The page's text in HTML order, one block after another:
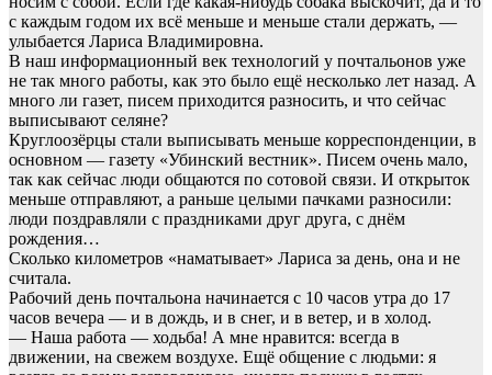
с каждым годом их всё меньше и меньше стали держать, —
улыбается Лариса Владимировна.
В наш информационный век технологий у почтальонов уже
не так много работы, как это было ещё несколько лет назад. А
много ли газет, писем приходится разносить, и что сейчас
выписывают селяне?
Круглоозёрцы стали выписывать меньше корреспонденции, в
основном — газету «Убинский вестник». Писем очень мало,
так как сейчас люди общаются по сотовой связи. И открыток
меньше отправляют, а раньше целыми пачками разносили:
люди поздравляли с праздниками друг друга, с днём
рождения…
Сколько километров «наматывает» Лариса за день, она и не
считала.
Рабочий день почтальона начинается с 10 часов утра до 17
часов вечера — и в дождь, и в снег, и в ветер, и в холод.
— Наша работа — ходьба! А мне нравится: всегда в
движении, на свежем воздухе. Ещё общение с людьми: я